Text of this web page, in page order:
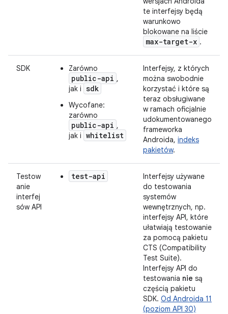
te interfejsy będą
warunkowo
blokowane na liście
max-target-x .
SDK Zarówno
public-api ,
jak i sdk
Wycofane:
zarówno
public-api ,
jak i whitelist
Interfejsy, z których
można swobodnie
korzystać i które są
teraz obsługiwane
w ramach oficjalnie
udokumentowanego
frameworka
Androida, indeks
pakietów.
Testow
anie
interfej
sów API
test-api
Interfejsy używane
do testowania
systemów
wewnętrznych, np.
interfejsy API, które
ułatwiają testowanie
za pomocą pakietu
CTS (Compatibility
Test Suite).
Interfejsy API do
testowania nie są
częścią pakietu
SDK. Od Androida 11
(poziom API 30)